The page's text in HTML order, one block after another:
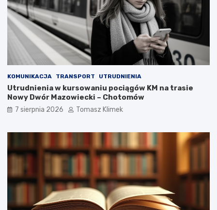
KOMUNIKACJA TRANSPORT UTRUDNIENIA
Utrudnienia w kursowaniu pociągów KM na trasie
Nowy Dwór Mazowiecki – Chotomów
7 sierpnia 2026 Tomasz Klimek